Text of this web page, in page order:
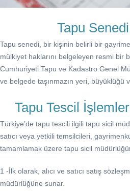
Tapu
Tapu senedi, bir kişinin belirli bir
mülkiyet haklarını belgeleyen resmi bir
Cumhuriyeti Tapu ve Kadastro Genel
ve belgede taşınmazın yeri, büyüklüğü
Tapu Tescil
Türkiye’de tapu tescili ilgili tapu sicil
satıcı veya yetkili temsilcileri,
tamamlamak üzere tapu sicil
1 -İlk olarak, alıcı ve satıcı satış
müdürlüğüne sunar.